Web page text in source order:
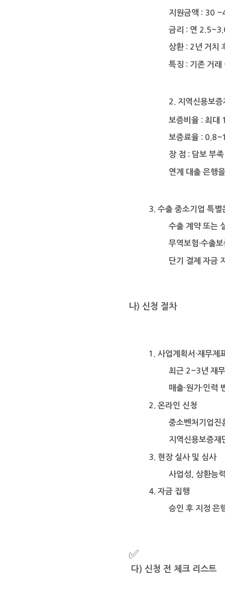
지원금액 : 30
금리 : 연
상환 : 2 년 거치
특징 : 기존 거래
2. 지역신용보
보증비율 :최대
보증료율 :
장 점 : 담보 부
연계 대출 은행
3.수출 중소기업 특별
수출 계약 또는
무역보험 ·수출
단기 결제 자금
나)신청 절차
1. 사업계획서 ·재무제
최근 2~3 년 재
매출·원가·인력
2.온라인 신청
중소벤처기업진
지역신용보증재
3. 현장 실사 및 심사
사업성 ,상환능
4.자금 집행
승인 후 지정 은
✅
다)신청 전 체크 리스트